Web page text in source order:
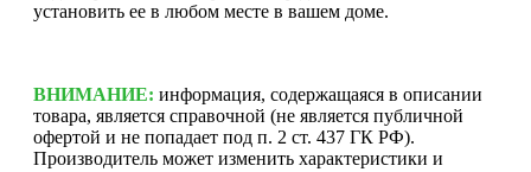
установить ее в любом месте в вашем доме.
ВНИМАНИЕ: информация, содержащаяся в описании
товара, является справочной (не является публичной
офертой и не попадает под п. 2 ст. 437 ГК РФ).
Производитель может изменить характеристики и